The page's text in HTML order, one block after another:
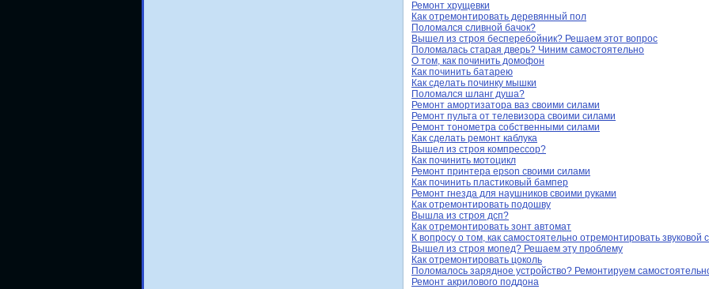
Ремонт хрущевки
Как отремонтировать деревянный пол
Поломался сливной бачок?
Вышел из строя бесперебойник? Решаем этот вопрос
Поломалась старая дверь? Чиним самостоятельно
О том, как починить домофон
Как починить батарею
Как сделать починку мышки
Поломался шланг душа?
Ремонт амортизатора ваз своими силами
Ремонт пульта от телевизора своими силами
Ремонт тонометра собственными силами
Как сделать ремонт каблука
Вышел из строя компрессор?
Как починить мотоцикл
Ремонт принтера epson своими силами
Как починить пластиковый бампер
Ремонт гнезда для наушников своими руками
Как отремонтировать подошву
Вышла из строя дсп?
Как отремонтировать зонт автомат
К вопросу о том, как самостоятельно отремонтировать звуковой
Вышел из строя мопед? Решаем эту проблему
Как отремонтировать цоколь
Поломалось зарядное устройство? Ремонтируем
Ремонт акрилового поддона